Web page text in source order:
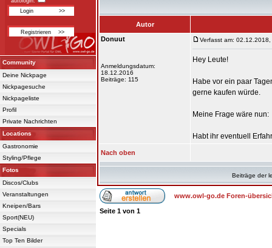
Community
Deine Nickpage
Nickpagesuche
Nickpageliste
Profil
Private Nachrichten
Locations
Gastronomie
Styling/Pflege
Fotos
Discos/Clubs
Veranstaltungen
Kneipen/Bars
Sport(NEU)
Specials
Top Ten Bilder
Autor
Donuut
Anmeldungsdatum:
18.12.2016
Beiträge: 115
Verfasst am:
Hey Leute!
Habe vor ein paar
gerne kaufen würde.
Meine Frage wäre nun:
Habt ihr eventuell
Nach oben
Beiträge der
www.owl-go.de Foren-
Seite 1 von 1